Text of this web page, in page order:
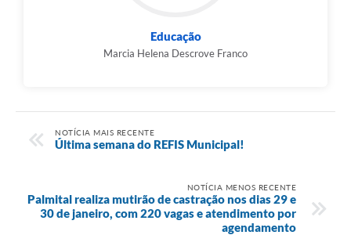
Educação
Marcia Helena Descrove Franco
NOTÍCIA MAIS RECENTE
Última semana do REFIS Municipal!
NOTÍCIA MENOS RECENTE
Palmital realiza mutirão de castração nos dias 29 e
30 de janeiro, com 220 vagas e atendimento por
agendamento